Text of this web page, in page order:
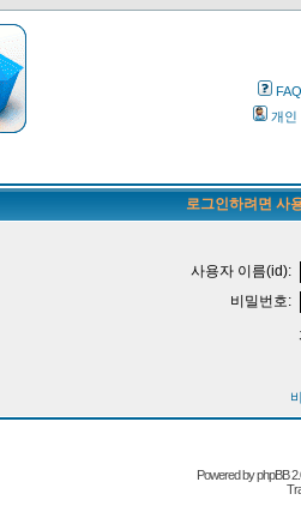
FAQ
개인
로그인하려면 사
사용자 이름(id):
비밀번호:
Powered byphpBB